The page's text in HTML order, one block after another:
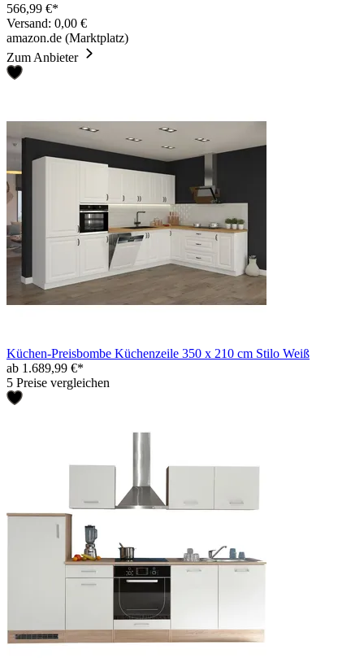
566,99 €*
Versand: 0,00 €
amazon.de (Marktplatz)
Zum Anbieter
Küchen-Preisbombe Küchenzeile 350 x 210 cm Stilo Weiß
ab 1.689,99 €*
5 Preise vergleichen